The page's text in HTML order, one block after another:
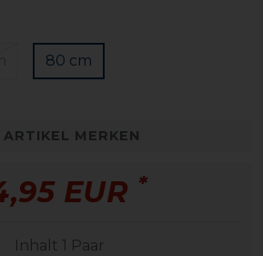
80 cm
ARTIKEL MERKEN
EUR *
Inhalt 1 Paar